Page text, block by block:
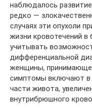
наблюдалось
редко —
случаях эти опухоли
жизни кровотечений
учитывать
дифференциальной
женщины,
симптомы включают в
части живота,
внутрибрюшного